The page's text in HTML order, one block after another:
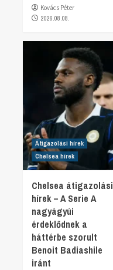
Kovács Péter
2026.08.08.
Átigazolási hírek
Chelsea hírek
Chelsea átigazolási
hírek – A Serie A
nagyágyúi
érdeklődnek a
háttérbe szorult
Benoit Badiashile
iránt